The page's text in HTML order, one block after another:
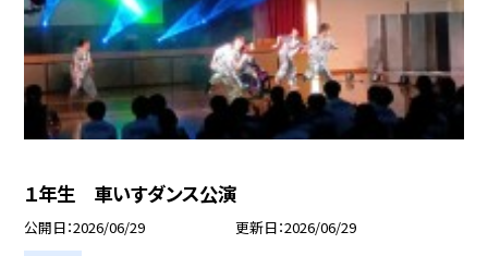
１年生 車いすダンス公演
公開日 2026/06/29 更新日 2026/06/29